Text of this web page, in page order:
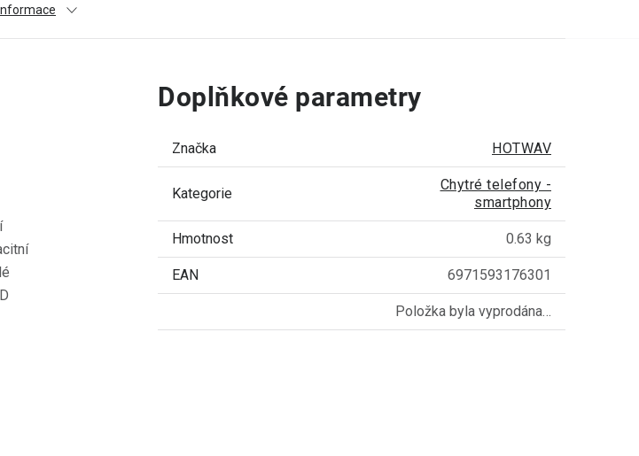
Doplňkové parametry
Značka HOTWAV
Kategorie
Chytré telefony -
smartphony
Hmotnost 0.63 kg
EAN 6971593176301
Položka byla vyprodána…